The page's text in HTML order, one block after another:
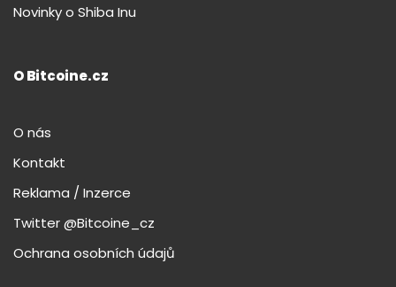
Novinky o Shiba Inu
O Bitcoine.cz
O nás
Kontakt
Reklama / Inzerce
Twitter @Bitcoine_cz
Ochrana osobních údajů